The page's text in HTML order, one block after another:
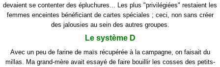
devaient se contenter des épluchures... Les plus "privilégiées" restaient les
femmes enceintes bénéficiant de cartes spéciales ; ceci, non sans créer
des jalousies au sein des autres groupes.
Le système D
Avec un peu de farine de maïs récupérée à la campagne, on faisait du
millas. Ma grand-mère avait essayé de faire bouillir les cosses des petits-